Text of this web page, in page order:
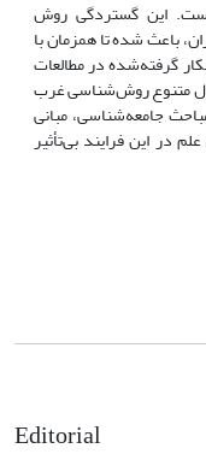
این گستردگی روش
باعث شده تا همزمان با
گرفته‌شده در مطالعات
متنوع روش‌شناسی غرب
جامعه‌شناسی، مبانی
در این فرایند بی‌تأثیر
Editorial